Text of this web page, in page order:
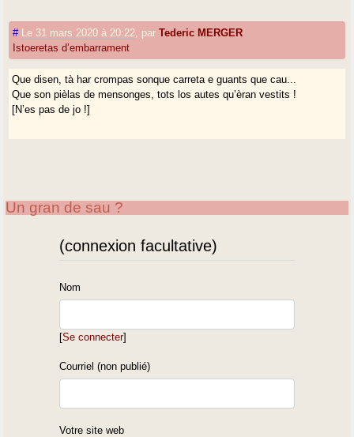
# Le 31 mars 2020 à 20:22 parTederic MERGER
Istoeretas d’embarrament
Que disen, tà har crompas sonque carreta e guants que cau...
Que son pièlas de mensonges, tots los autes qu’èran vestits !
[N’es pas de jo !]
Un gran de sau ?
(connexion facultative)
Nom
[Se connecter]
Courriel (non publié)
Votre site web